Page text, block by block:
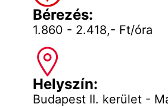
Bérezés:
1.860 - 2.418,- Ft/óra
Helyszín:
Budapest II. kerület -